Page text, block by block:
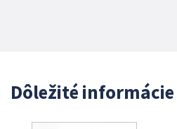
Dôležité informácie